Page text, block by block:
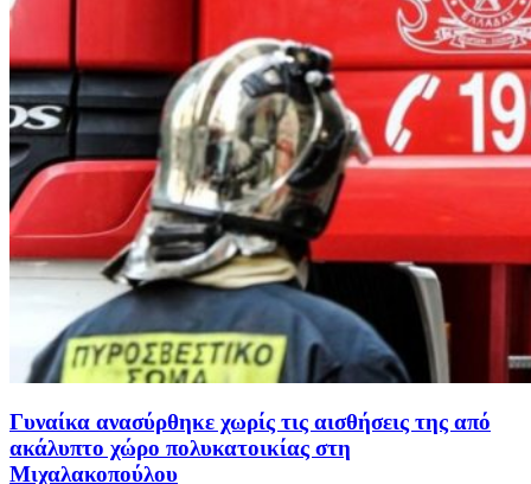
Γυναίκα ανασύρθηκε χωρίς τις αισθήσεις της από
ακάλυπτο χώρο πολυκατοικίας στη
Μιχαλακοπούλου